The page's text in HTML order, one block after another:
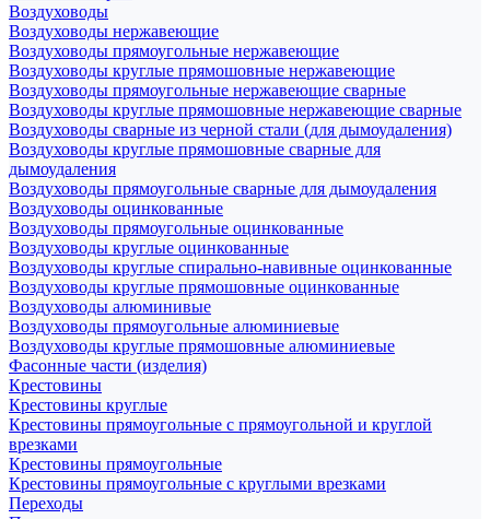
Воздуховоды
Воздуховоды нержавеющие
Воздуховоды прямоугольные нержавеющие
Воздуховоды круглые прямошовные нержавеющие
Воздуховоды прямоугольные нержавеющие сварные
Воздуховоды круглые прямошовные нержавеющие сварные
Воздуховоды сварные из черной стали (для дымоудаления)
Воздуховоды круглые прямошовные сварные для
дымоудаления
Воздуховоды прямоугольные сварные для дымоудаления
Воздуховоды оцинкованные
Воздуховоды прямоугольные оцинкованные
Воздуховоды круглые оцинкованные
Воздуховоды круглые спирально-навивные оцинкованные
Воздуховоды круглые прямошовные оцинкованные
Воздуховоды алюминивые
Воздуховоды прямоугольные алюминиевые
Воздуховоды круглые прямошовные алюминиевые
Фасонные части (изделия)
Крестовины
Крестовины круглые
Крестовины прямоугольные с прямоугольной и круглой
врезками
Крестовины прямоугольные
Крестовины прямоугольные с круглыми врезками
Переходы